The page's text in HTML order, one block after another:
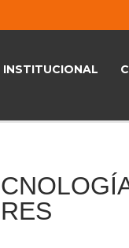
INSTITUCIONAL